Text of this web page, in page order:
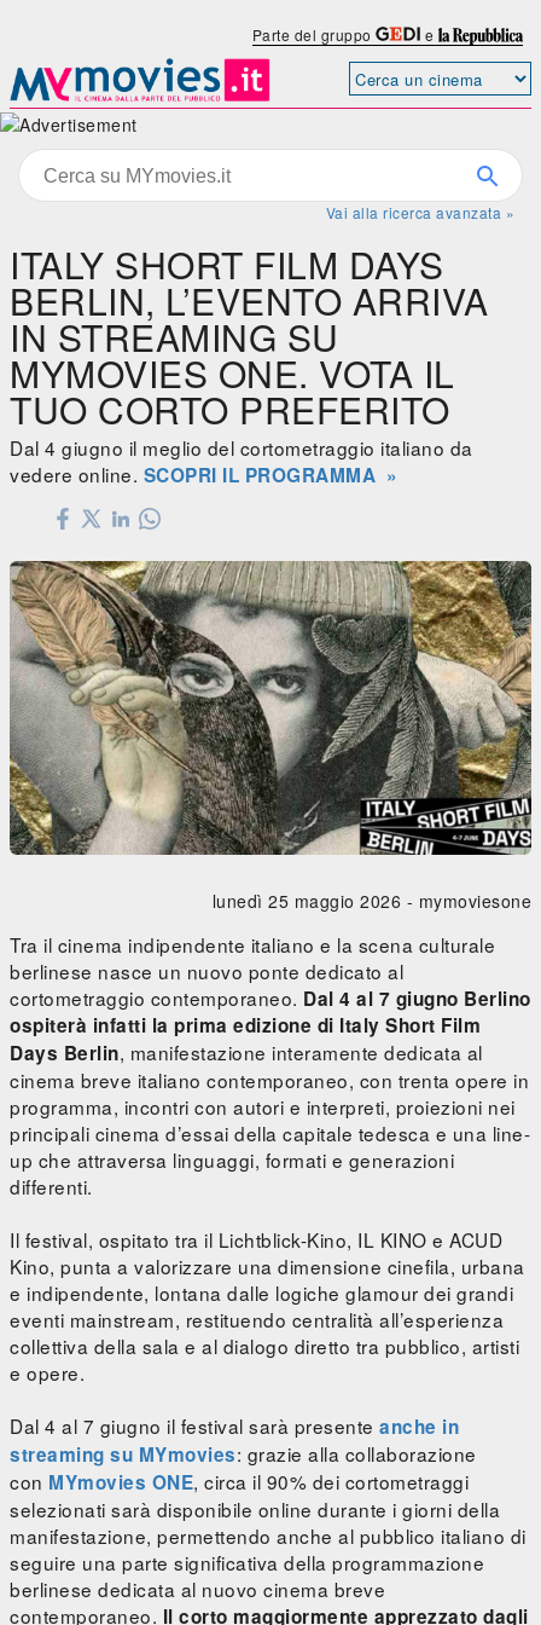
Parte del gruppo e
Vai alla ricerca avanzata »
ITALY SHORT FILM DAYS
BERLIN, L’EVENTO ARRIVA
IN STREAMING SU
MYMOVIES ONE. VOTA IL
TUO CORTO PREFERITO
Dal 4 giugno il meglio del cortometraggio italiano da
vedere online. SCOPRI IL PROGRAMMA »
lunedì 25 maggio 2026 - mymoviesone
Tra il cinema indipendente italiano e la scena culturale
berlinese nasce un nuovo ponte dedicato al
cortometraggio contemporaneo. Dal 4 al 7 giugno Berlino
ospiterà infatti la prima edizione di Italy Short Film
Days Berlin, manifestazione interamente dedicata al
cinema breve italiano contemporaneo, con trenta opere in
programma, incontri con autori e interpreti, proiezioni nei
principali cinema d’essai della capitale tedesca e una line-
up che attraversa linguaggi, formati e generazioni
differenti.
Il festival, ospitato tra il Lichtblick-Kino, IL KINO e ACUD
Kino, punta a valorizzare una dimensione cinefila, urbana
e indipendente, lontana dalle logiche glamour dei grandi
eventi mainstream, restituendo centralità all’esperienza
collettiva della sala e al dialogo diretto tra pubblico, artisti
e opere.
Dal 4 al 7 giugno il festival sarà presente anche in
streaming su MYmovies: grazie alla collaborazione
con MYmovies ONE, circa il 90% dei cortometraggi
selezionati sarà disponibile online durante i giorni della
manifestazione, permettendo anche al pubblico italiano di
seguire una parte significativa della programmazione
berlinese dedicata al nuovo cinema breve
contemporaneo. Il corto maggiormente apprezzato dagli